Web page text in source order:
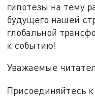
гипотезы на тему
будущего нашей
глобальной
к событию!
Уважаемые
Присоединяйтесь